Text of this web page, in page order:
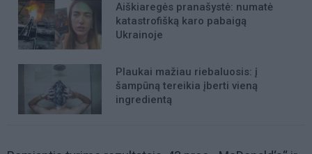
Aiškiaregės pranašystė: numatė
katastrofišką karo pabaigą
Ukrainoje
Plaukai mažiau riebaluosis: į
šampūną tereikia įberti vieną
ingredientą